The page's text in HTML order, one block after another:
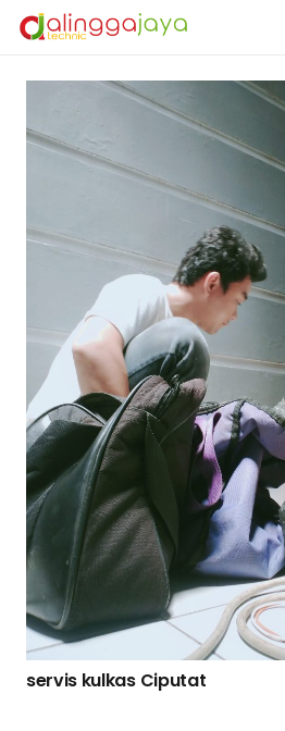
servis kulkas Ciputat